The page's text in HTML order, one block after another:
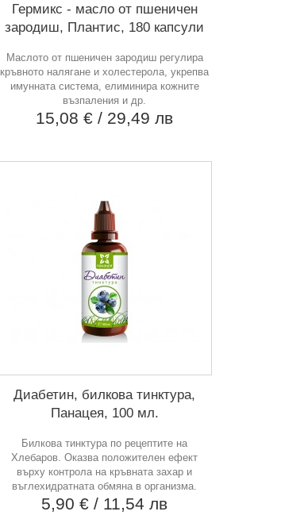
Гермикс - масло от пшеничен
зародиш, Плантис, 180 капсули
Маслото от пшеничен зародиш регулира
кръвното налягане и холестерола, укрепва
имунната система, елиминира кожните
възпаления и др.
15,08 €/ 29,49 лв
Диабетин, билкова тинктура,
Панацея, 100 мл.
Билкова тинктура по рецептите на
Хлебаров. Оказва положителен ефект
върху контрола на кръвната захар и
въглехидратната обмяна в организма.
5,90 €/ 11,54 лв